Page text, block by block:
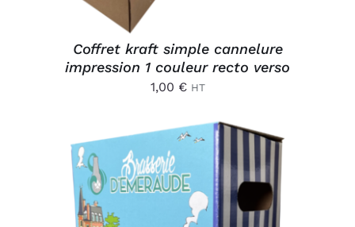
Coffret kraft simple cannelure
impression 1 couleur recto verso
1,00 € HT